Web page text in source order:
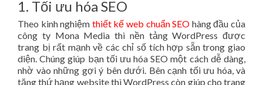
1. Tối ưu hóa SEO
Theo kinh nghiệm thiết kế web chuẩn SEO hàng đầu của
công ty Mona Media thì nền tảng WordPress được
trang bị rất mạnh về các chỉ số tích hợp sẵn trong giao
diện. Chúng giúp bạn tối ưu hóa SEO một cách dễ dàng,
nhờ vào những gợi ý bên dưới. Bên cạnh tối ưu hóa, và
tăng thứ hạng website thì WordPress còn giúp cho trang